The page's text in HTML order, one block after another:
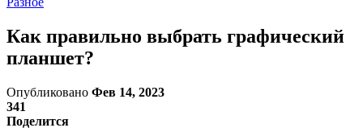
Как правильно выбрать графический
планшет?
Опубликовано Фев 14, 2023
341
Поделится